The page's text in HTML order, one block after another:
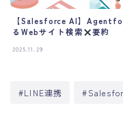
【Salesforce AI】
るWebサイト検索
要約
2025.11.29
#LINE連携